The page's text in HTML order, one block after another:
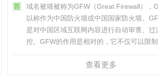
答
域名被墙被称为GFW（Great Firewall），
以称作为中国防火墙或中国国家防火墙。
是对中国区域互联网内容进行自动审查、过
控。GFW的作用是相对的，它不仅可以限制
查看更多